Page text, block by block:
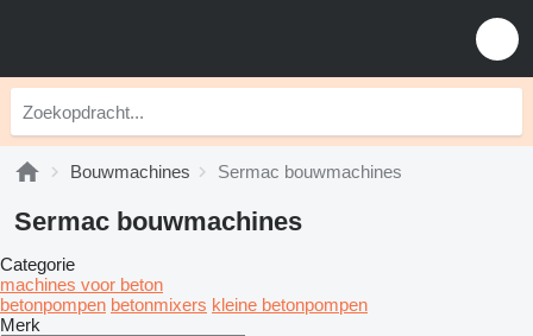
Bouwmachines Sermac bouwmachines
Sermac bouwmachines
Categorie
machines voor beton
betonpompen betonmixers kleine betonpompen
Merk